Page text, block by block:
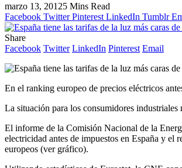
marzo 13, 20125 Mins Read
Facebook Twitter Pinterest LinkedIn Tumblr
Share
Facebook Twitter LinkedIn Pinterest Email
En el ranking europeo de precios eléctricos
La situación para los consumidores industriales
El informe de la Comisión Nacional de la
electricidad antes de impuestos en España y el
europeos (ver gráfico).